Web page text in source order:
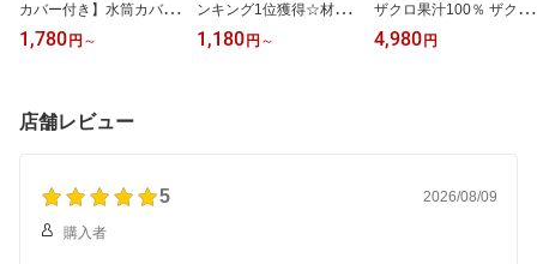
カバー付き】水筒カバー
底 補強 全国送料無料 Bot
tlePit 底抜け対策 500ml
ルダー こども 女の子 男
の子 水筒用 ケースのみ
1,780 円 ～
ンキング1位獲得☆材料
検査済み ボトルピット B
ottlePit 子供 安心 水筒 カ
1,180 円 ～
ザクロ果汁100％ ザクロ
ジュース フルーツジュー
ス ザクロ酢 ざくろ酢 オ
4,980 円
店舗レビュー
5 2026/08/09
購入者